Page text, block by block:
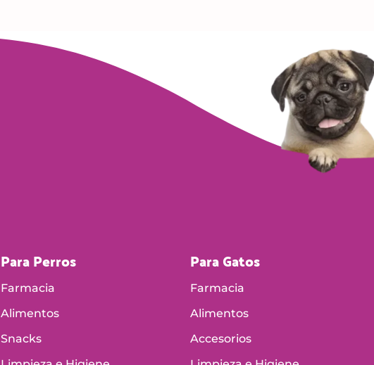
Para Perros
Farmacia
Alimentos
Snacks
Para Gatos
Farmacia
Alimentos
Accesorios